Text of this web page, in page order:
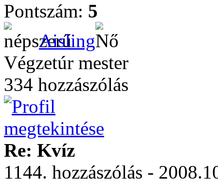
Pontszám: 5
Aisling
Végzetúr mester
334 hozzászólás
Re: Kvíz
1144. hozzászólás -